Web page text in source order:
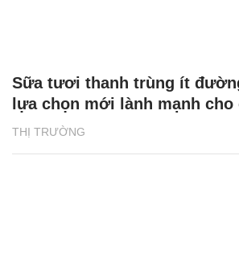
THỊ TRƯỜNG
Sữa tươi thanh trùng ít
lựa chọn mới lành mạnh cho